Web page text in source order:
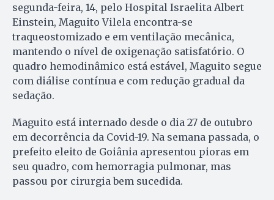
segunda-feira, 14, pelo Hospital Israelita Albert
Einstein, Maguito Vilela encontra-se
traqueostomizado e em ventilação mecânica,
mantendo o nível de oxigenação satisfatório. O
quadro hemodinâmico está estável, Maguito segue
com diálise contínua e com redução gradual da
sedação.
Maguito está internado desde o dia 27 de outubro
em decorrência da Covid-19. Na semana passada, o
prefeito eleito de Goiânia apresentou pioras em
seu quadro, com hemorragia pulmonar, mas
passou por cirurgia bem sucedida.